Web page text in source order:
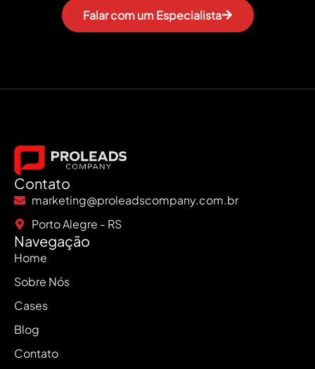
Falar com um Especialista
Contato
marketing@proleadscompany.com.br
Porto Alegre - RS
Navegação
Home
Sobre Nós
Cases
Blog
Contato